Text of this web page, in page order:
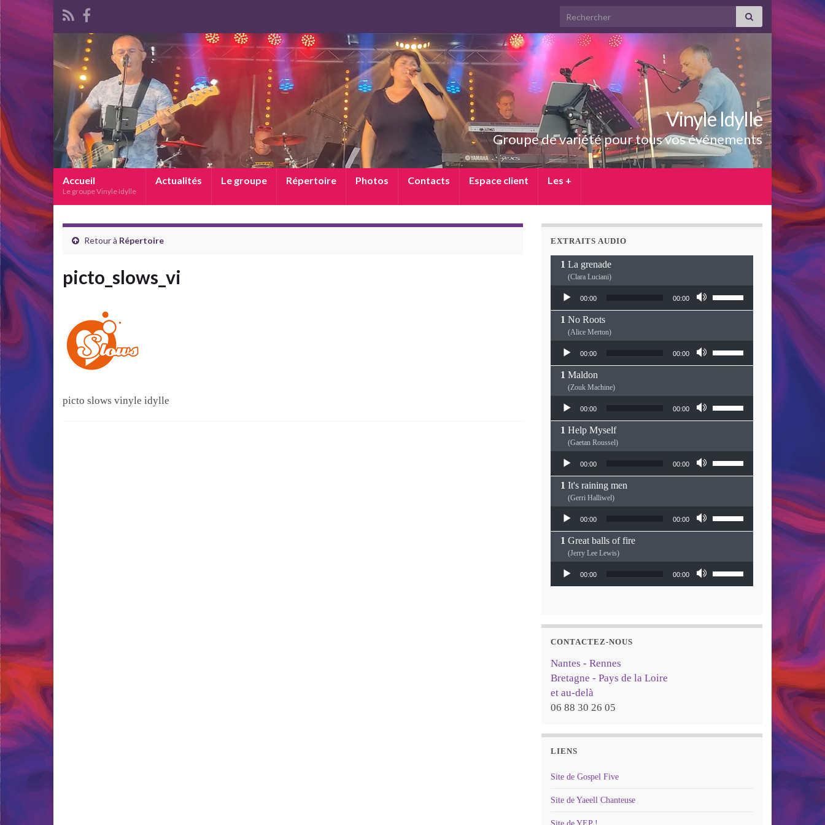
Search for:
Vinyle Idylle
Groupe de variété pour tous vos événements
Accueil
Le groupe Vinyle Idylle
Actualités Le groupe Répertoire Photos Contacts Espace client Les +
Retour à Répertoire
picto_slows_vi
picto slows vinyle idylle
EXTRAITS AUDIO
La grenade
(Clara Luciani)
Lecteur audio
00:00 00:00
Utilisez les flèches haut/
No Roots
(Alice Merton)
Lecteur audio
00:00 00:00
Utilisez les flèches haut/
Maldon
(Zouk Machine)
Lecteur audio
00:00 00:00
Help Myself
(Gaetan Roussel)
Lecteur audio
00:00 00:00
It's raining men
(Gerri Halliwel)
Lecteur audio
00:00 00:00
Utilisez les flèches haut/
Great balls of fire
(Jerry Lee Lewis)
Lecteur audio
00:00 00:00
Utilisez les flèches haut/
CONTACTEZ-NOUS
Nantes - Rennes
Bretagne - Pays de la Loire
et au-delà
06 88 30 26 05
LIENS
Site de Gospel Five
Site de Yaeell Chanteuse